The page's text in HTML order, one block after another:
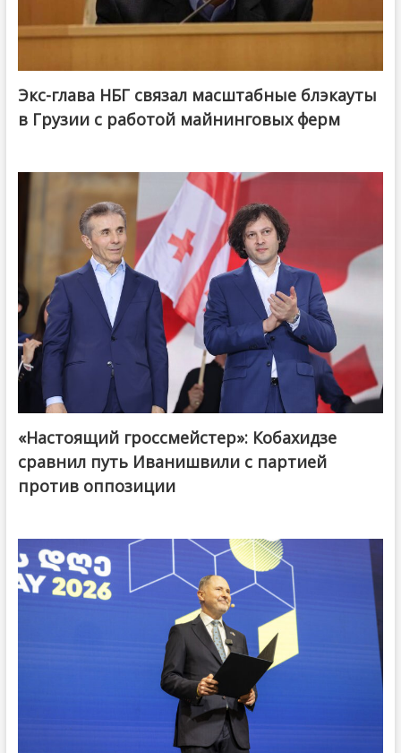
Экс-глава НБГ связал масштабные блэкауты
в Грузии с работой майнинговых ферм
@ქართული ოცნება / Georgian Dream
«Настоящий гроссмейстер»: Кобахидзе
сравнил путь Иванишвили с партией
против оппозиции